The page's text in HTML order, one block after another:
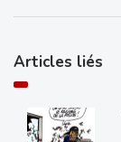
Articles liés